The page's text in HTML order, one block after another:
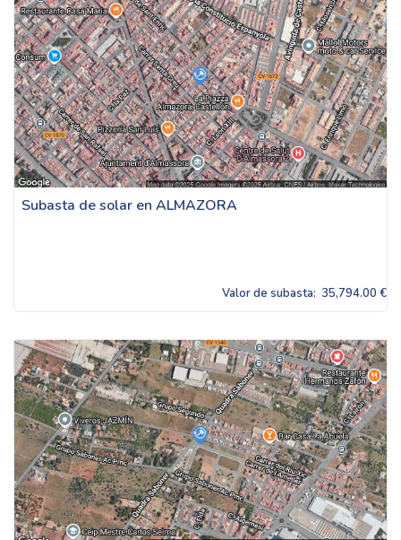
Subasta de solar en ALMAZORA
Valor de subasta: 35,794.00 €